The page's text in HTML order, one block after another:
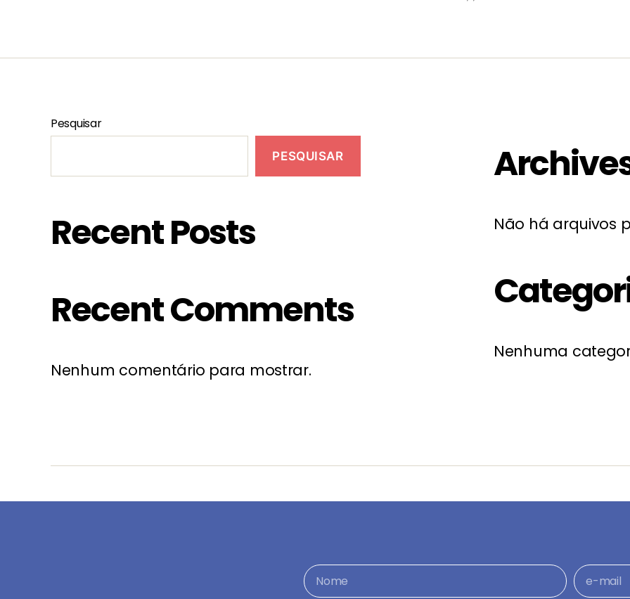
Pesquisar
PESQUISAR
Recent Posts
Recent Comments
Nenhum comentário para mostrar.
Não há arquivos
Nenhuma